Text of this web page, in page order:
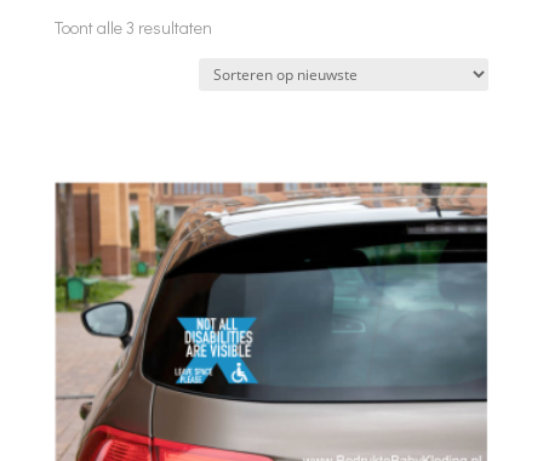
Toont alle 3 resultatenGesorteerd
nieuwste